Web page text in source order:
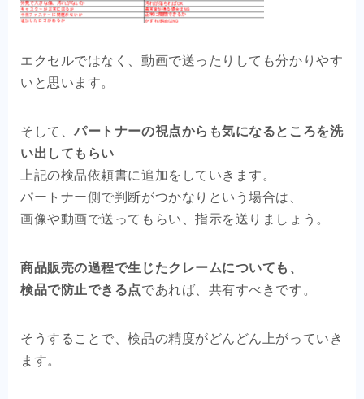
エクセルではなく、動画で送ったりしても分かりやす
いと思います。
そして、パートナーの視点からも気になるところを洗
い出してもらい
上記の検品依頼書に追加をしていきます。
パートナー側で判断がつかなりという場合は、
画像や動画で送ってもらい、指示を送りましょう。
商品販売の過程で生じたクレームについても、
検品で防止できる点であれば、共有すべきです。
そうすることで、検品の精度がどんどん上がっていき
ます。